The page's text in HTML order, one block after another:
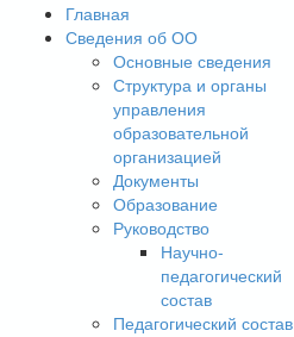
Главная
Сведения об ОО
Основные сведения
Структура и органы
управления
образовательной
организацией
Документы
Образование
Руководство
Научно-
педагогический
состав
Педагогический состав